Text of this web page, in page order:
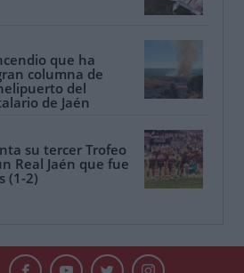
que ha
columna de
del
de Jaén
su tercer Trofeo
Real Jaén que fue
(1-2)